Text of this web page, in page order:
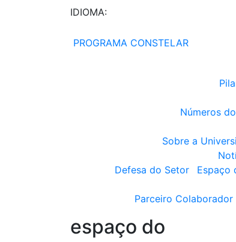
IDIOMA:
PROGRAMA CONSTELAR
Números
Sobre a
Defesa do Setor
Espaço
Parceiro Colaborador
espaço do